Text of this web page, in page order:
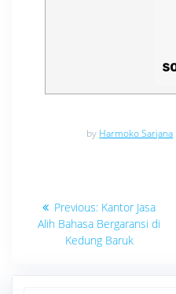
by Harmoko Sarjana
Navigasi
pos
Previous: Previous
post:
Kantor Jasa
Alih Bahasa Bergaransi di
Kedung Baruk